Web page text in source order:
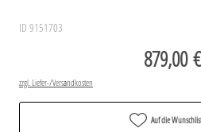
ID 9151703
879,00
zzgl. Liefer-/Versandkosten
Auf die